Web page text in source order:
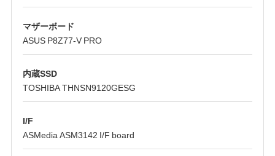
マザーボード
ASUS P8Z77-V PRO
内蔵SSD
TOSHIBA THNSN9120GESG
I/F
ASMedia ASM3142 I/F board